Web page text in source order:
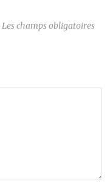
Les champs obligatoires